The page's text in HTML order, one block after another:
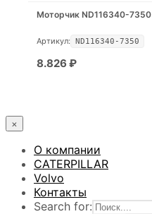
Моторчик ND116340-7350
Артикул: ND116340-7350
8.826 ₽
×
О компании
CATERPILLAR
Volvo
Контакты
Search for: